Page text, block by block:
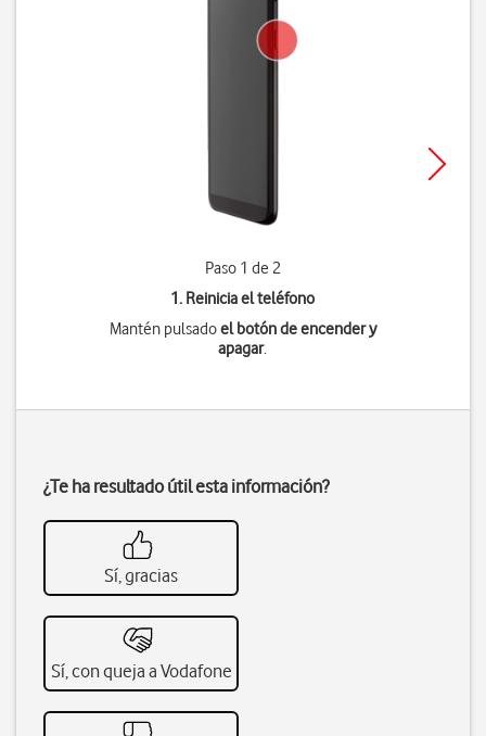
Paso 1 de 2
1. Reinicia el teléfono
Mantén pulsadoel botón de encender y
apagar.
¿Te ha resultado útil esta información?
Sí, gracias
Sí, con queja a Vodafone